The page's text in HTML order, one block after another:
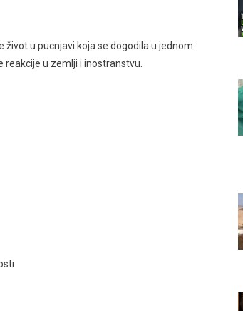
život u pucnjavi koja se dogodila u jednom
reakcije u zemlji i inostranstvu.